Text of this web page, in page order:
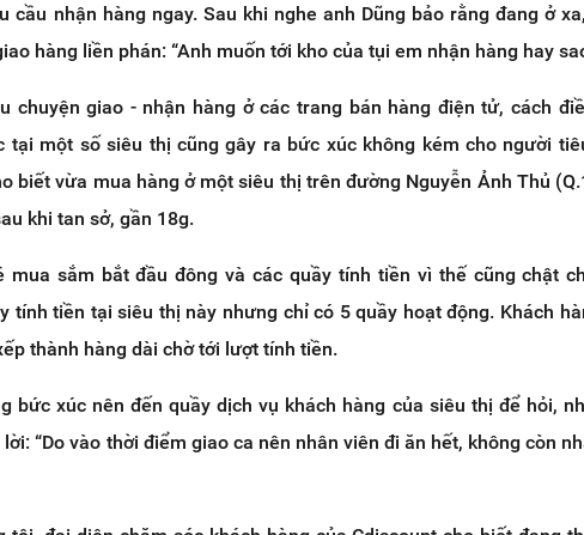
cầu nhận hàng ngay. Sau khi nghe anh Dũng bảo rằng đang ở
hàng liền phán: “Anh muốn tới kho của tụi em nhận hàng hay
chuyện giao - nhận hàng ở các trang bán hàng điện tử, cách
tại một số siêu thị cũng gây ra bức xúc không kém cho người
biết vừa mua hàng ở một siêu thị trên đường Nguyễn Ảnh Thủ
khi tan sở, gần 18g.
mua sắm bắt đầu đông và các quầy tính tiền vì thế cũng chật
tính tiền tại siêu thị này nhưng chỉ có 5 quầy hoạt động. Khách
thành hàng dài chờ tới lượt tính tiền.
bức xúc nên đến quầy dịch vụ khách hàng của siêu thị để hỏi,
“Do vào thời điểm giao ca nên nhân viên đi ăn hết, không còn